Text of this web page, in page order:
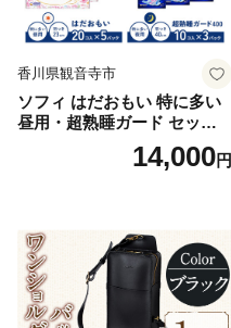
香川県観音寺市
ソフィ はだおもい 特に多い
昼用・超熟睡ガード セット
羽付き ナプキン 生理用品 サ
ニタリー ユニ・チャーム
14,000円